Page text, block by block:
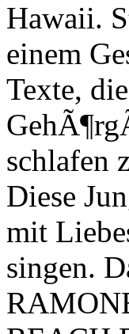
Hawaii.
einem
Texte,
schlafen
Diese
mit
singen.